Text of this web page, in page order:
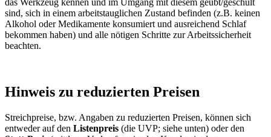
das Werkzeug kennen und im Umgang mit diesem geübt/geschult
sind, sich in einem arbeitstauglichen Zustand befinden (z.B. keinen
Alkohol oder Medikamente konsumiert und ausreichend Schlaf
bekommen haben) und alle nötigen Schritte zur Arbeitssicherheit
beachten.
Hinweis zu reduzierten Preisen
Streichpreise, bzw. Angaben zu reduzierten Preisen, können sich
entweder auf den Listenpreis (die UVP; siehe unten) oder den